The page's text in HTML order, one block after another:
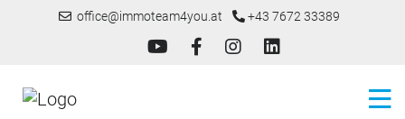
office@immoteam4you.at +43 7672 33389